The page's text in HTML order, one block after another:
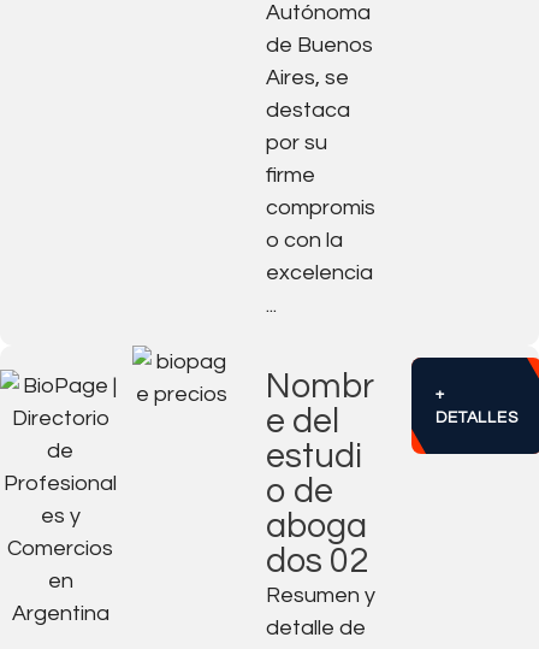
Autónoma
de Buenos
Aires, se
destaca
por su
firme
compromis
o con la
excelencia
...
Nombr
e del
estudi
o de
aboga
dos 02
Resumen y
detalle de
+
DETALLES